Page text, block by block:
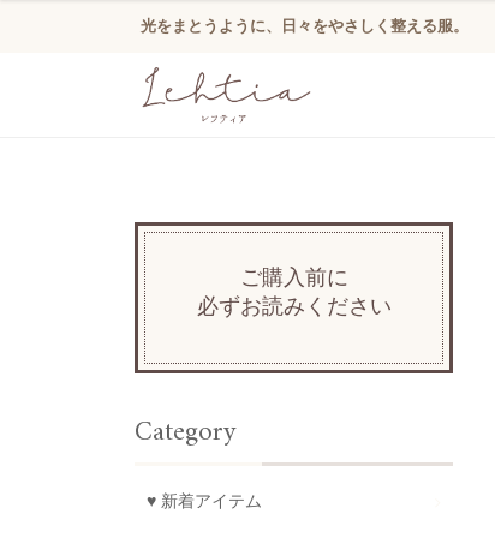
光をまとうように、日々をやさしく整える服。
ご購入前に
必ずお読みください
Category
♥ 新着アイテム